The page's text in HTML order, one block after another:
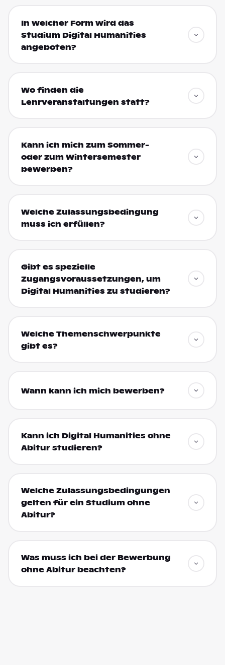
In welcher Form wird das
Studium Digital Humanities
angeboten?
Wo finden die
Lehrveranstaltungen statt?
Kann ich mich zum Sommer-
oder zum Wintersemester
bewerben?
Welche Zulassungsbedingung
muss ich erfüllen?
Gibt es spezielle
Zugangsvoraussetzungen, um
Digital Humanities zu studieren?
Welche Themenschwerpunkte
gibt es?
Wann kann ich mich bewerben?
Kann ich Digital Humanities ohne
Abitur studieren?
Welche Zulassungsbedingungen
gelten für ein Studium ohne
Abitur?
Was muss ich bei der Bewerbung
ohne Abitur beachten?